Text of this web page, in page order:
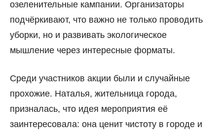
озеленительные кампании. Организаторы
подчёркивают, что важно не только проводить
уборки, но и развивать экологическое
мышление через интересные форматы.
Среди участников акции были и случайные
прохожие. Наталья, жительница города,
призналась, что идея мероприятия её
заинтересовала: она ценит чистоту в городе и